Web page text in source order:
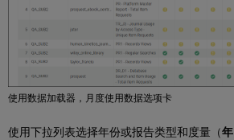
使用数据加载器，月度使用数据选项卡
使用下拉列表选择年份或报告类型和度量（年